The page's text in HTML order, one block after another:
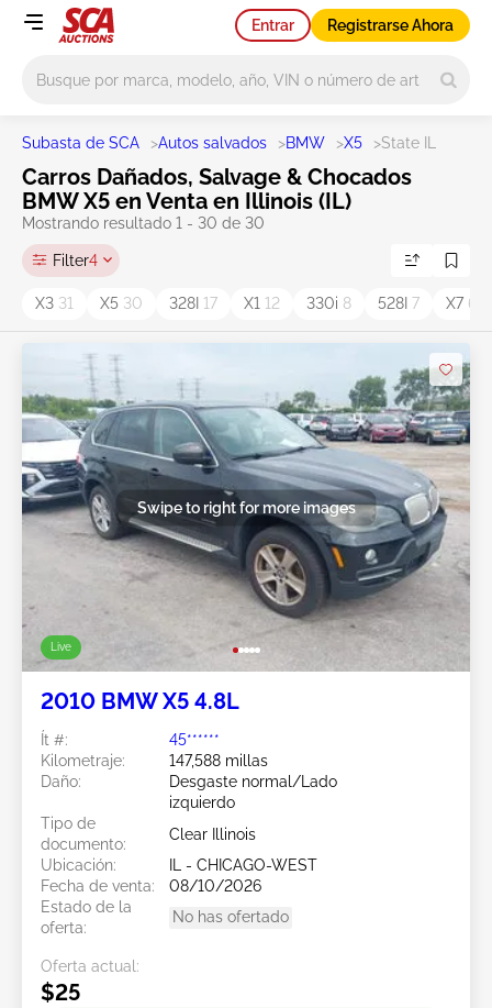
Entrar Registrarse Ahora
Subasta de SCA >Autos salvados >BMW >X5 >State IL
Carros Dañados, Salvage & Chocados
BMW X5 en Venta en Illinois (IL)
Mostrando resultado 1 - 30 de 30
Filter4
X3 31 X5 30 328I 17 X1 12 330i 8 528I 7 X7 6
Live
Swipe to right for more images
2010 BMW X5 4.8L
Ít #:
45******
Kilometraje:
147,588 millas
Daño:
Desgaste normal/Lado
izquierdo
Tipo de
documento:
Clear Illinois
Ubicación:
IL - CHICAGO-WEST
Fecha de venta:
08/10/2026
Estado de la
oferta:
No has ofertado
Oferta actual:
$25